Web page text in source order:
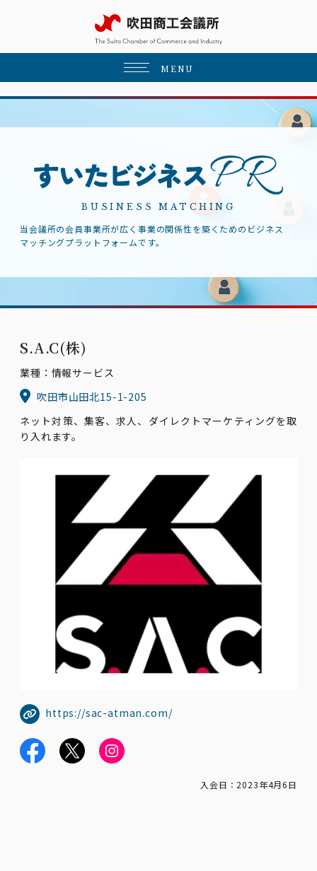
MENU
BUSINESS MATCHING
当会議所の会員事業所が広く事業の関係性を築くためのビジネス
マッチングプラットフォームです。
S.A.C(株)
業種：情報サービス
吹田市山田北15-1-205
ネット対策、集客、求人、ダイレクトマーケティングを取
り入れます。
https://sac-atman.com/
入会日：2023年4月6日